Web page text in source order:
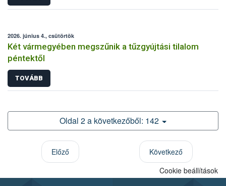
2026. június 4., csütörtök
Két vármegyében megszűnik a tűzgyújtási tilalom
péntektől
TOVÁBB
Oldal 2 a következőből: 142
Előző
Következő
Cookie beállítások